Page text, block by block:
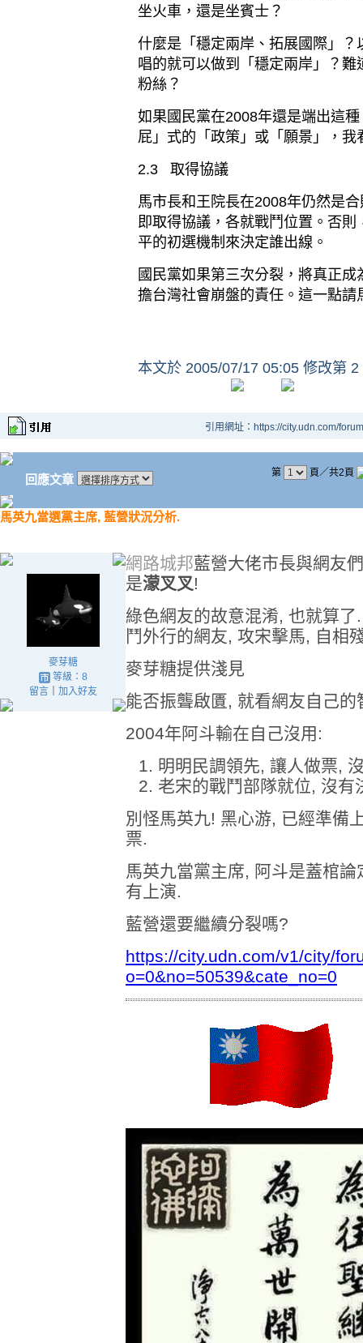
坐火車，還是坐賓士？
什麼是「穩定兩岸、拓展國際」
唱的就可以做到「穩定兩岸」？
粉絲？
如果國民黨在2008年還是端出這
屁」式的「政策」或「願景」，我
2.3
取得協議
馬市長和王院長在2008年仍然是
即取得協議，各就戰鬥位置。否
平的初選機制來決定誰出線。
國民黨如果第三次分裂，將真正
擔台灣社會崩盤的責任。這一點請
本文於 2005/07/17 05:05 修改第 2
引用網址：https://city.udn.com/
回應文章 第 頁／共2頁
馬英九當選黨主席, 藍營狀況分析.
麥芽糖
等級：8
留言｜ 加入好友
網路城邦藍營大佬市長與網友
是濛叉叉!
綠色網友的故意混淆, 也就算了
鬥外行的網友, 攻宋擊馬, 自相
麥芽糖提供淺見
能否振聾啟匱, 就看網友自己的
2004年阿斗輸在自己沒用:
明明民調領先, 讓人做票,
老宋的戰鬥部隊就位, 沒有
別怪馬英九! 黑心游, 已經準備
票.
馬英九當黨主席, 阿斗是蓋棺
有上演.
藍營還要繼續分裂嗎?
https://city.udn.com/v1/city/
o=0&no=50539&cate_no=0